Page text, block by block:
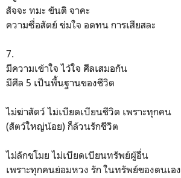
สัจจะ ทมะ ขันติ จาคะ
ความซื่อสัตย์ ข่มใจ อดทน การเสียสละ
7.
มีความเข้าใจ ไว้ใจ ศีลเสมอกัน
มีศีล 5 เป็นพื้นฐานของชีวิต
ไม่ฆ่าสัตว์ ไม่เบียดเบียนชีวิต เพราะทุกคน
(สัตว์ใหญ่น้อย) ก็ล้วนรักชีวิต
ไม่ลักขโมย ไม่เบียดเบียนทรัพย์ผู้อื่น
เพราะทุกคนย่อมหวง รัก ในทรัพย์ของตนเอง